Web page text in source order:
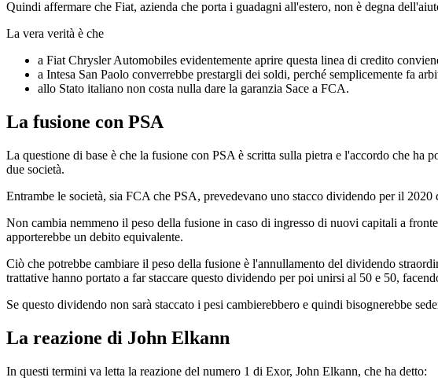
Quindi affermare che Fiat, azienda che porta i guadagni all'estero, non è degna
La vera verità è che
a Fiat Chrysler Automobiles evidentemente aprire questa linea di credito
a Intesa San Paolo converrebbe prestargli dei soldi, perché semplicemente fa
allo Stato italiano non costa nulla dare la garanzia Sace a FCA.
La fusione con PSA
La questione di base è che la fusione con PSA è scritta sulla pietra e l'accordo che
due società.
Entrambe le società, sia FCA che PSA, prevedevano uno stacco dividendo per il
Non cambia nemmeno il peso della fusione in caso di ingresso di nuovi capitali a
apporterebbe un debito equivalente.
Ciò che potrebbe cambiare il peso della fusione è l'annullamento del dividendo
trattative hanno portato a far staccare questo dividendo per poi unirsi al 50 e 50,
Se questo dividendo non sarà staccato i pesi cambierebbero e quindi bisognerebbe
La reazione di John Elkann
In questi termini va letta la reazione del numero 1 di Exor, John Elkann, che ha detto: